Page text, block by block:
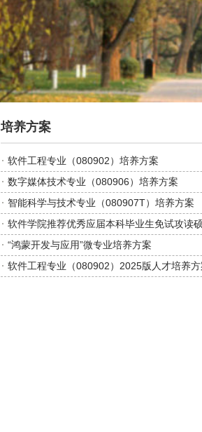
培养方案
软件工程专业（080902）培养方案
数字媒体技术专业（080906）培养方案
智能科学与技术专业（080907T）培养方案
软件学院推荐优秀应届本科毕业生免试攻读
“鸿蒙开发与应用”微专业培养方案
软件工程专业（080902）2025版人才培养方